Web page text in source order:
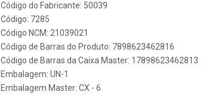
Código do Fabricante: 50039
Código: 7285
Código NCM: 21039021
Código de Barras do Produto: 7898623462816
Código de Barras da Caixa Master: 17898623462813
Embalagem: UN-1
Embalagem Master: CX - 6